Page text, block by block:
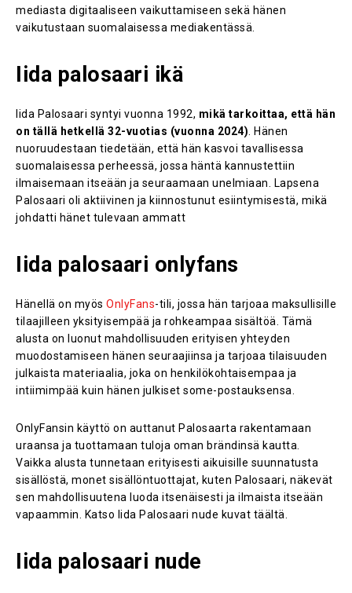
mediasta digitaaliseen vaikuttamiseen sekä hänen
vaikutustaan suomalaisessa mediakentässä.
Iida palosaari ikä​
Iida Palosaari syntyi vuonna 1992, mikä tarkoittaa, että hän
on tällä hetkellä 32-vuotias (vuonna 2024) . Hänen
nuoruudestaan tiedetään, että hän kasvoi tavallisessa
suomalaisessa perheessä, jossa häntä kannustettiin
ilmaisemaan itseään ja seuraamaan unelmiaan. Lapsena
Palosaari oli aktiivinen ja kiinnostunut esiintymisestä, mikä
johdatti hänet tulevaan ammatt
Iida palosaari onlyfans​
Hänellä on myös OnlyFans-tili, jossa hän tarjoaa maksullisille
tilaajilleen yksityisempää ja rohkeampaa sisältöä. Tämä
alusta on luonut mahdollisuuden erityisen yhteyden
muodostamiseen hänen seuraajiinsa ja tarjoaa tilaisuuden
julkaista materiaalia, joka on henkilökohtaisempaa ja
intiimimpää kuin hänen julkiset some-postauksensa.
OnlyFansin käyttö on auttanut Palosaarta rakentamaan
uraansa ja tuottamaan tuloja oman brändinsä kautta.
Vaikka alusta tunnetaan erityisesti aikuisille suunnatusta
sisällöstä, monet sisällöntuottajat, kuten Palosaari, näkevät
sen mahdollisuutena luoda itsenäisesti ja ilmaista itseään
vapaammin. Katso Iida Palosaari nude kuvat täältä.
Iida palosaari nude